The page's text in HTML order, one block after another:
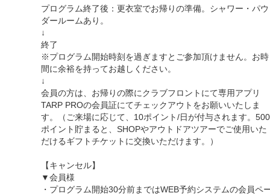
プログラム終了後：更衣室でお帰りの準備。シャワー・パウ
ダールームあり。
↓
終了
※プログラム開始時刻を過ぎますとご参加頂けません。お時
間に余裕を持ってお越しください。
↓
会員の方は、お帰りの際にクラブフロントにて専用アプリ
TARP PROの会員証にてチェックアウトをお願いいたしま
す。（ご来場に応じて、10ポイント/日が付与されます。500
ポイント貯まると、SHOPやアウトドアツアーでご使用いた
だけるギフトチケットに交換いただけます。）
【キャンセル】
▼会員様
・プログラム開始30分前まではWEB予約システムの会員ペ